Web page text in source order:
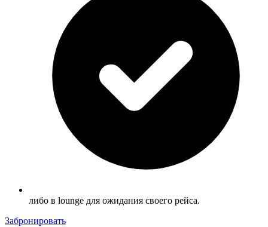
либо в lounge для ожидания своего рейса.
Забронировать